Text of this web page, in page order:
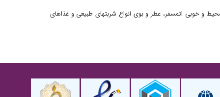
و خوبی اتمسفر، عطر و بوی انواع شربتهای طبیعی و غذاهای